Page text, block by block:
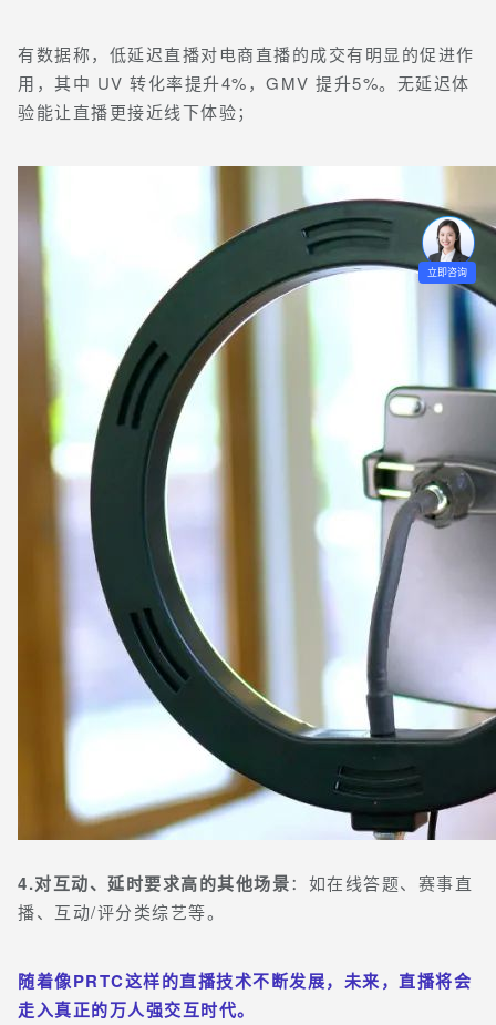
有数据称，低延迟直播对电商直播的成交有明显的促进作
用，其中 UV 转化率提升4%，GMV 提升5%。无延迟体
验能让直播更接近线下体验；
4.对互动、延时要求高的其他场景：如在线答题、赛事直
播、互动/评分类综艺等。
随着像PRTC这样的直播技术不断发展，未来，直播将会
走入真正的万人强交互时代。
立即咨询